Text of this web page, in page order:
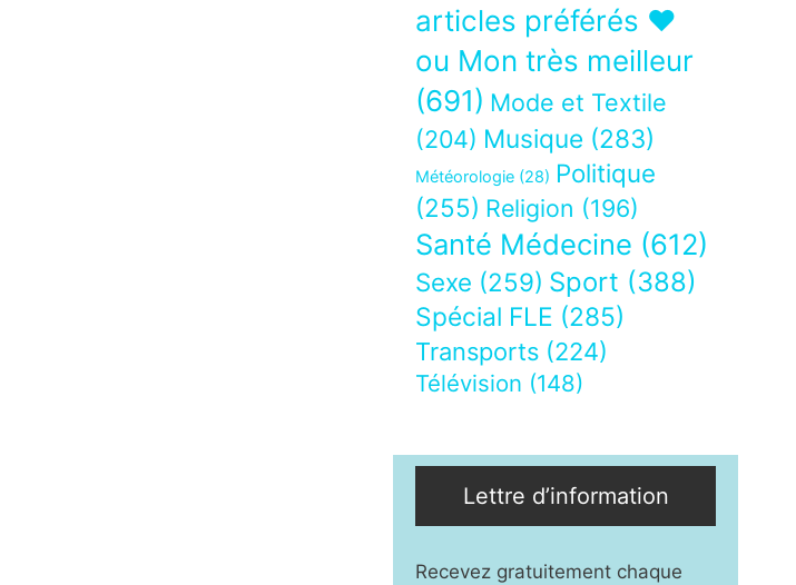
articles préférés ❤
ou Mon très meilleur
(691) Mode et Textile
(204) Musique (283)
Météorologie (28) Politique
(255) Religion (196)
Santé Médecine (612)
Sexe (259) Sport (388)
Spécial FLE (285)
Transports (224)
Télévision (148)
Lettre d’information
Recevez gratuitement chaque